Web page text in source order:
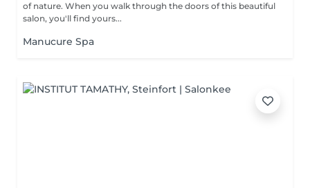
of nature. When you walk through the doors of this beautiful
salon, you'll find yours...
Manucure Spa